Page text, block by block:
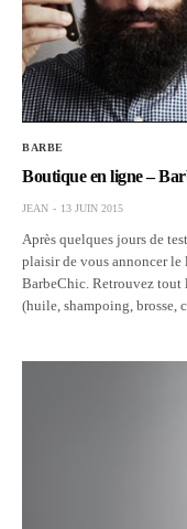
BARBE
Boutique en ligne –
JEAN 13 JUIN 2015
Après quelques jours de
plaisir de vous annoncer
BarbeChic. Retrouvez tout
(huile, shampoing, brosse,